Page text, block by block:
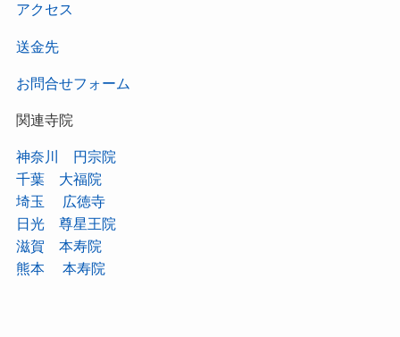
アクセス
送金先
お問合せフォーム
関連寺院
神奈川 円宗院
千葉 大福院
埼玉 広徳寺
日光 尊星王院
滋賀 本寿院
熊本 本寿院